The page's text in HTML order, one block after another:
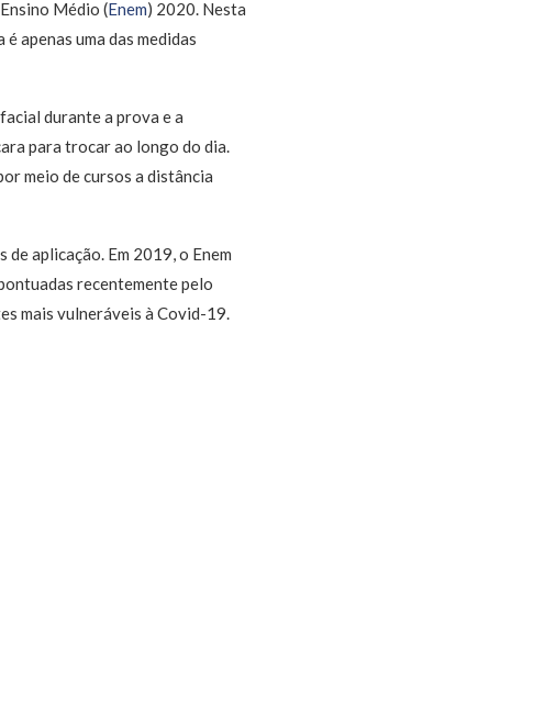
Médio (Enem) 2020. Nesta
apenas uma das medidas
durante a prova e a
para trocar ao longo do dia.
meio de cursos a distância
aplicação. Em 2019, o Enem
recentemente pelo
mais vulneráveis à Covid-19.